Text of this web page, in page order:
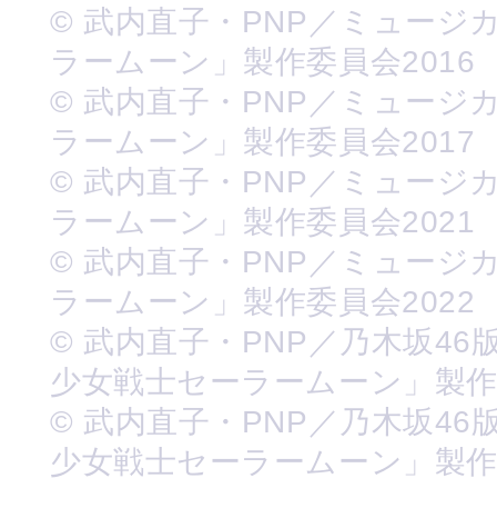
© 武内直子・PNP／ミュージ
ラームーン」製作委員会2016
© 武内直子・PNP／ミュージ
ラームーン」製作委員会2017
© 武内直子・PNP／ミュージ
ラームーン」製作委員会2021
© 武内直子・PNP／ミュージ
ラームーン」製作委員会2022
© 武内直子・PNP／乃木坂46
少女戦士セーラームーン」製
© 武内直子・PNP／乃木坂46
少女戦士セーラームーン」製